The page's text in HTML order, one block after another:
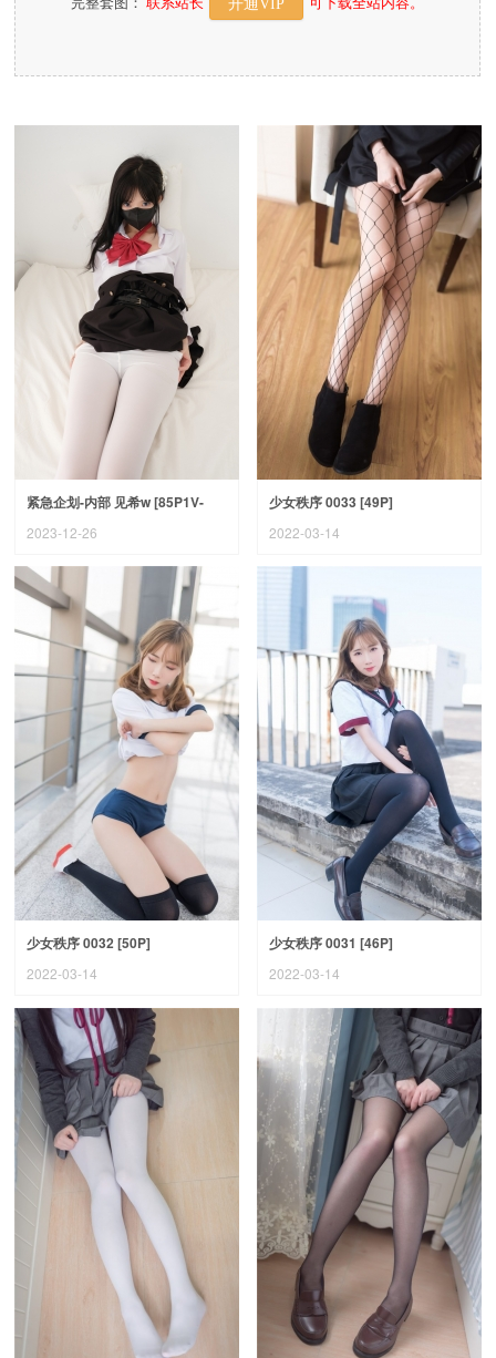
开通VIP
紧急企划-内部 见希w [85P1V-
2.64G]
2023-12-26
少女秩序 0033 [49P]
2022-03-14
少女秩序 0032 [50P]
2022-03-14
少女秩序 0031 [46P]
2022-03-14